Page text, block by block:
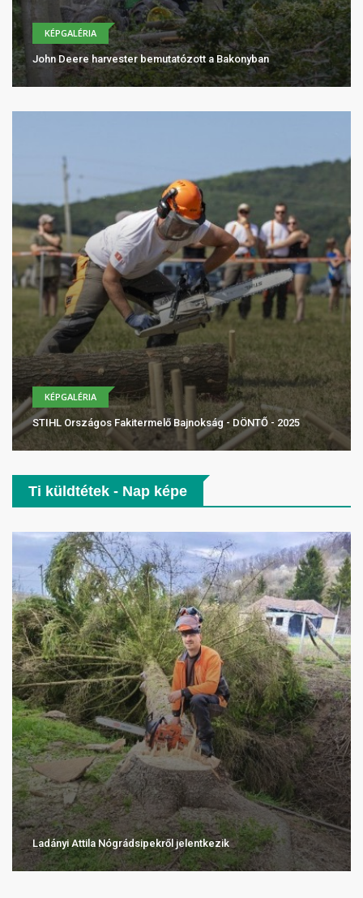
KÉPGALÉRIA
John Deere harvester bemutatózott a Bakonyban
KÉPGALÉRIA
STIHL Országos Fakitermelő Bajnokság - DÖNTŐ - 2025
Ti küldtétek - Nap képe
Ladányi Attila Nógrádsipekről jelentkezik